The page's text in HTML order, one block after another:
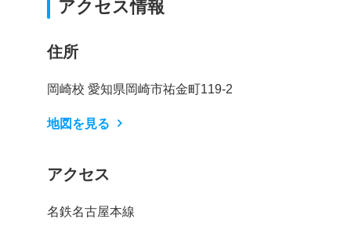
アクセス情報
住所
岡崎校 愛知県岡崎市祐金町119-2
地図を見る
アクセス
名鉄名古屋本線